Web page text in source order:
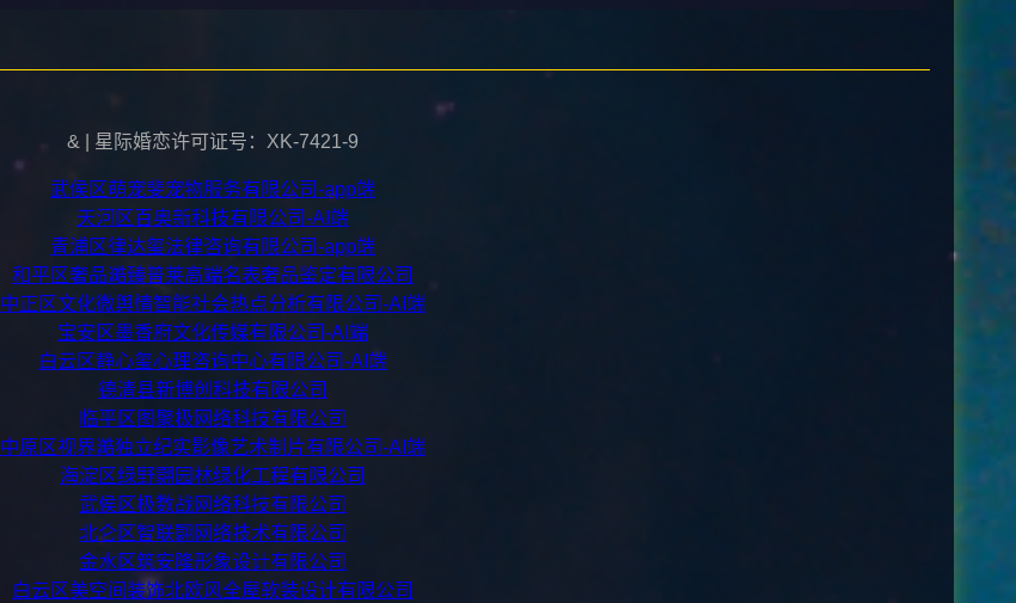
& | 星际婚恋许可证号：XK-7421-9
武侯区萌宠斐宠物服务有限公司-app端
天河区百奥新科技有限公司-AI端
青浦区律达玺法律咨询有限公司-app端
和平区奢品澔臻普莱高端名表奢品鉴定有限公司
中正区文化微舆情智能社会热点分析有限公司-AI端
宝安区墨香府文化传媒有限公司-AI端
白云区静心玺心理咨询中心有限公司-AI端
德清县新博创科技有限公司
临平区图聚极网络科技有限公司
中原区视界澔独立纪实影像艺术制片有限公司-AI端
海淀区绿野翾园林绿化工程有限公司
武侯区极数战网络科技有限公司
北仑区智联翾网络技术有限公司
金水区筑安隆形象设计有限公司
白云区美空间装饰北欧风全屋软装设计有限公司